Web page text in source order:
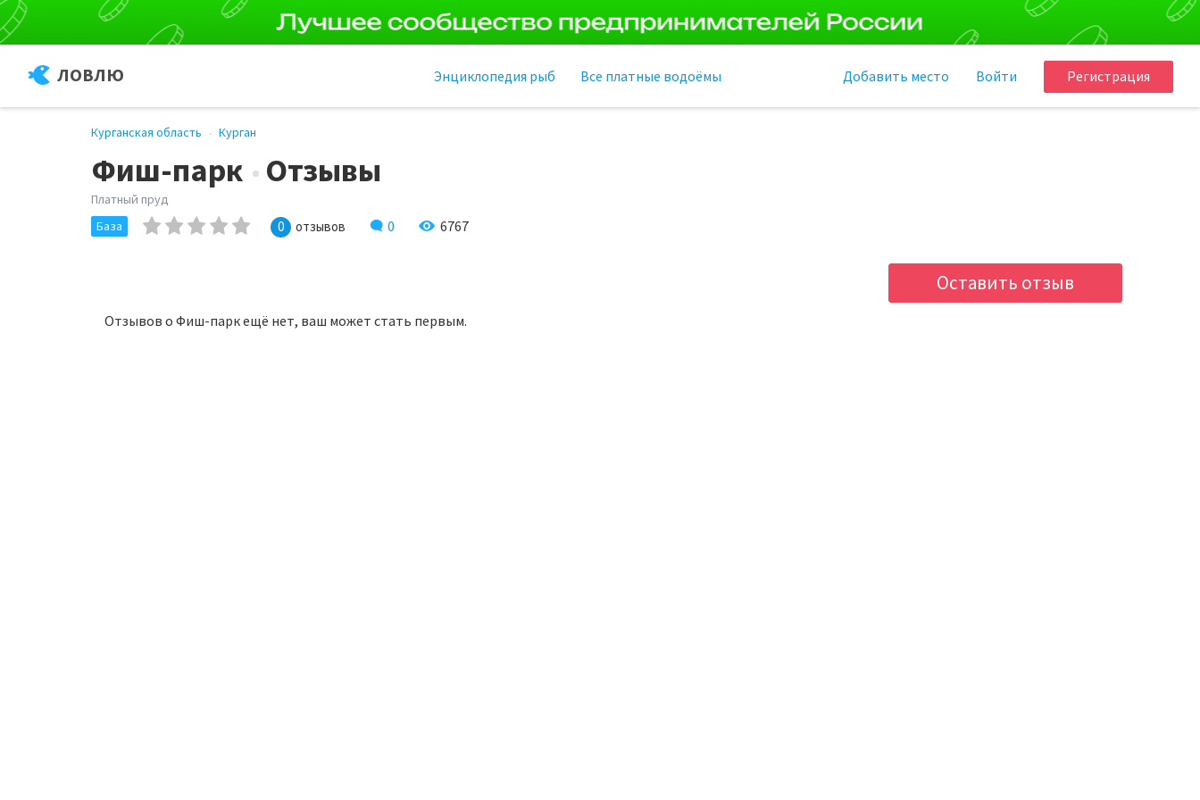
ЛОВЛЮ Регистрация
Войти
Добавить место
Энциклопедия рыб Все платные водоёмы
Курганская область Курган
Фиш-парк Отзывы
Платный пруд
База
0 отзывов 0 6767
Отзывов о Фиш-парк ещё нет, ваш может стать первым.
Оставить отзыв